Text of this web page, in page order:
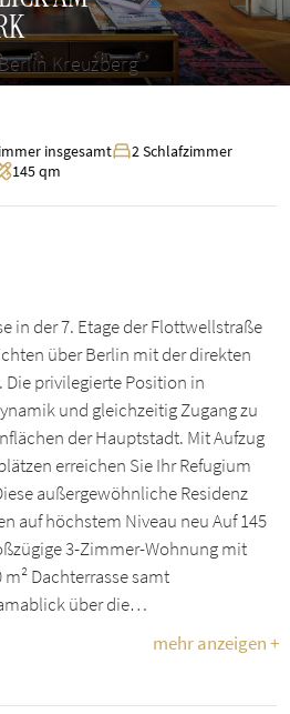
Kreuzberg
insgesamt
2 Schlafzimmer
145 qm
in der 7. Etage der Flottwellstraße
über Berlin mit der direkten
Die privilegierte Position in
und gleichzeitig Zugang zu
der Hauptstadt. Mit Aufzug
erreichen Sie Ihr Refugium
außergewöhnliche Residenz
auf höchstem Niveau neu Auf 145
3-Zimmer-Wohnung mit
Dachterrasse samt
über die…
mehr anzeigen +